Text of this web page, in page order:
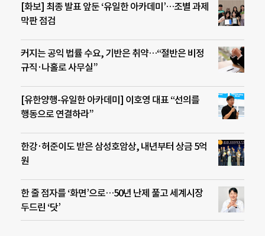
[화보] 최종 발표 앞둔 ‘유일한 아카데미’…조별 과제
막판 점검
커지는 공익 법률 수요, 기반은 취약…“절반은 비정
규직·나홀로 사무실”
[유한양행-유일한 아카데미] 이호영 대표 “선의를
행동으로 연결하라”
한강·허준이도 받은 삼성호암상, 내년부터 상금 5억
원
한 줄 점자를 ‘화면’으로…50년 난제 풀고 세계시장
두드린 ‘닷’